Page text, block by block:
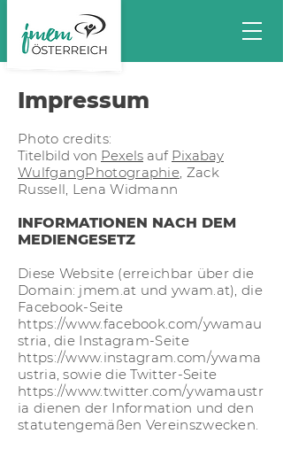
Impressum
Photo credits:
Titelbild von Pexels auf Pixabay
WulfgangPhotographie, Zack
Russell, Lena Widmann
INFORMATIONEN NACH DEM
MEDIENGESETZ
Diese Website (erreichbar über die
Domain: jmem.at und ywam.at), die
Facebook-Seite
https://www.facebook.com/ywamau
stria, die Instagram-Seite
https://www.instagram.com/ywama
ustria, sowie die Twitter-Seite
https://www.twitter.com/ywamaustr
ia dienen der Information und den
statutengemäßen Vereinszwecken.